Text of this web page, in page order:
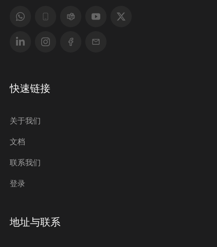
快速链接
关于我们
文档
联系我们
登录
地址与联系